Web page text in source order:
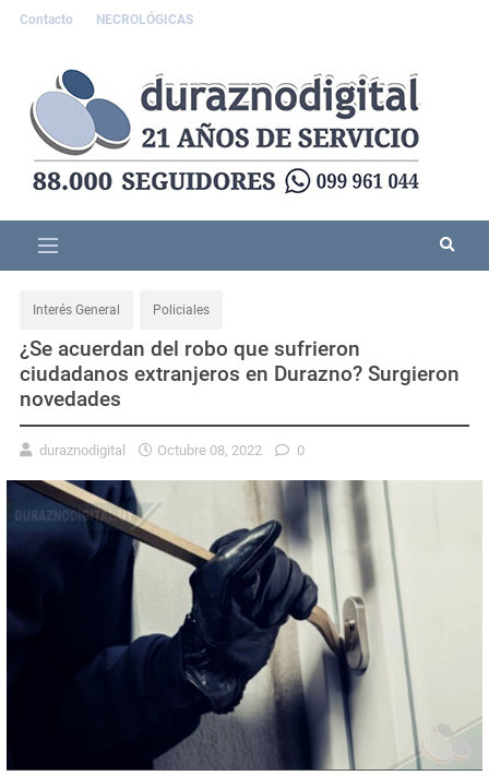
Contacto NECROLÓGICAS
Interés General Policiales
¿Se acuerdan del robo que sufrieron
ciudadanos extranjeros en Durazno? Surgieron
novedades
duraznodigital Octubre 08, 2022 0